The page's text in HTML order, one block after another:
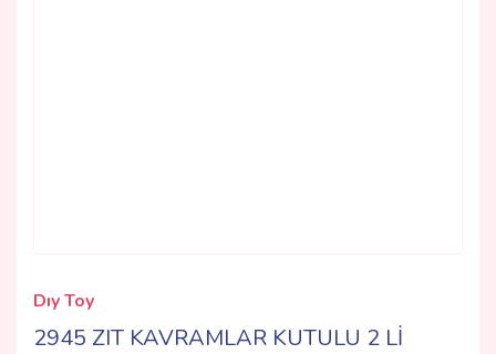
Dıy Toy
2945 ZIT KAVRAMLAR KUTULU 2 Lİ